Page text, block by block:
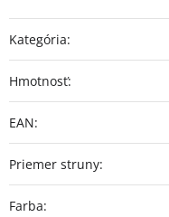
Kategória:
Hmotnosť:
EAN:
Priemer struny:
Farba: